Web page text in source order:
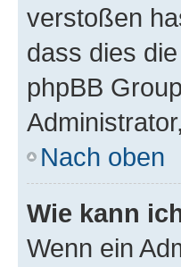
verstoßen
dass dies
phpBB
Nach oben
Wie kann
Wenn ein